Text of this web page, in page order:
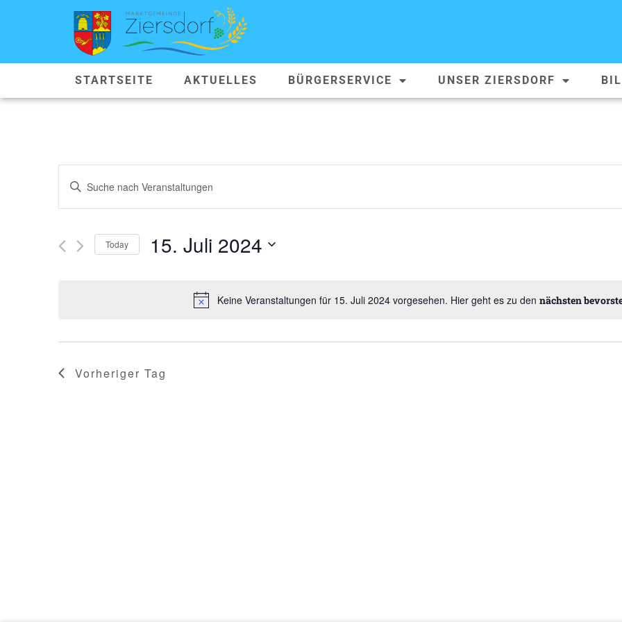
STARTSEITE AKTUELLES BÜRGERSERVICE UNSER ZIERSDORF
Keine Veranstaltungen für 15. Juli 2024 vorgesehen. Hier geht es zu den nächsten
VERANSTALTUNGEN
SUCHE
UND
ANSICHTEN,
Geben
Sie
Schlüsselwort.
Veranstaltungen
Schlüsselwort.
Today 15. Juli 2024
Vorheriger Tag